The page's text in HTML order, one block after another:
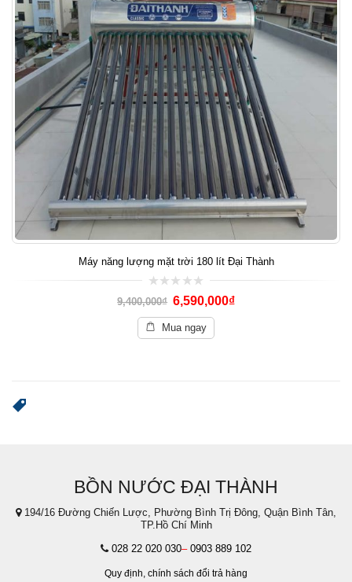
Máy năng lượng mặt trời 180 lít Đại Thành
0
out
of
5
9,400,000₫ 6,590,000₫
Mua ngay
BỒN NƯỚC ĐẠI THÀNH
194/16 Đường Chiến Lược, Phường Bình Trị Đông, Quận Bình Tân,
TP.Hồ Chí Minh
028 22 020 030– 0903 889 102
Quy định, chính sách đổi trả hàng